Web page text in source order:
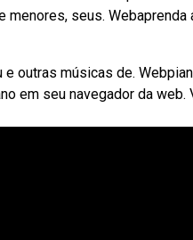
seus.
outras músicas de.
em seu navegador da web.